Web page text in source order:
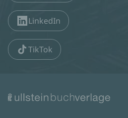
LinkedIn
TikTok